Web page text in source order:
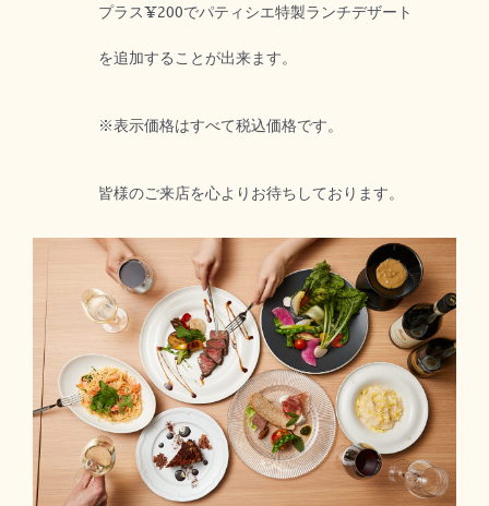
プラス¥200でパティシエ特製ランチデザート
を追加することが出来ます。
※表示価格はすべて税込価格です。
皆様のご来店を心よりお待ちしております。